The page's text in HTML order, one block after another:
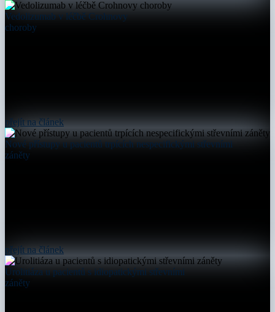
Vedolizumab v léčbě Crohnovy
choroby
přejít na článek
Nové přístupy u pacientů trpících nespecifickými střevními
záněty
přejít na článek
Urolitiáza u pacientů s idiopatickými střevními
záněty